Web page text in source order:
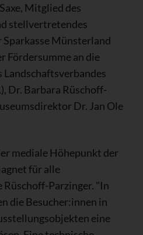
Mitglied des
stellvertretendes
Münsterland
Fördersumme an die
Dr. Barbara Rüschoff-
Dr. Jan Ole
mediale Höhepunkt der
für alle
Rüschoff-Parzinger. "In
die Besucher:innen in
eine